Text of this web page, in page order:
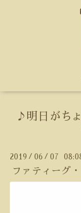
♪明日がち
2019 / 06 / 07
ファティーグ